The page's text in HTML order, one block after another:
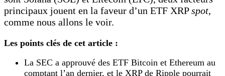
principaux jouent en la faveur d’un ETF XRPspot,
comme nous allons le voir.
Les points clés de cet article :
La SEC a approuvé des ETF Bitcoin et Ethereum au
comptant l’an dernier, et le XRP de Ripple pourrait